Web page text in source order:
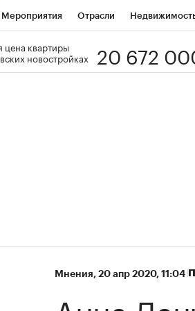
Мероприятия Отрасли
цена квартиры
новостройках
20 672
Мнения⁠, 20 апр 2020, 11:04